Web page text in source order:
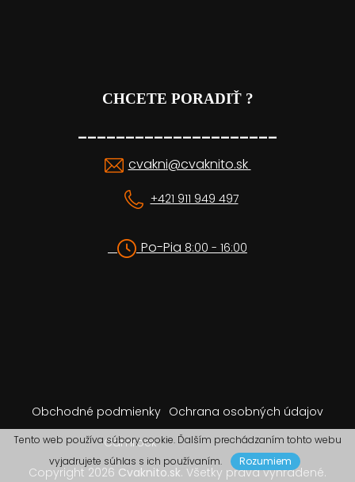
Tento web používa súbory cookie. Ďalším prechádzaním tohto webu
vyjadrujete súhlas s ich používaním.
Rozumiem
CHCETE PORADIŤ ?
_____________________
cvakni@cvaknito.sk
+421 911 949 497
Po-Pia 8:00 - 16:00
Obchodné podmienky Ochrana osobných údajov
Camrock
Copyright 2026 Cvaknito.sk. Všetky práva vyhradené.